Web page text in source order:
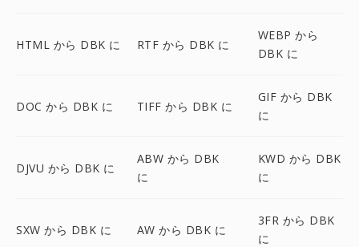
HTML から DBK に RTF から DBK に
WEBP から
DBK に
DOC から DBK に TIFF から DBK に
GIF から DBK
に
DJVU から DBK に
ABW から DBK
に
KWD から DBK
に
SXW から DBK に AW から DBK に
3FR から DBK
に